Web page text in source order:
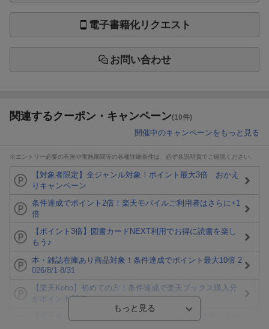
電子書籍化リクエスト
お問い合わせ
関連するクーポン・キャンペーン(10件)
開催中のキャンペーンをもっと見る
※エントリー必要の有無や実施期間等の各種詳細条件は、必ず各説明頁でご確認ください。
【対象者限定】全ジャンル対象！ポイント最大3倍 おかえ
りキャンペーン
条件達成でポイント2倍！楽天モバイルご利用者はさらに+1
倍
【ポイント3倍】図書カードNEXT利用でお得に読書を楽し
もう♪
本・雑誌在庫あり商品対象！条件達成でポイント最大10倍 2
026/8/1-8/31
【楽天Kobo】初めての方！条件達成で楽天ブックス購入分
がポイント20倍